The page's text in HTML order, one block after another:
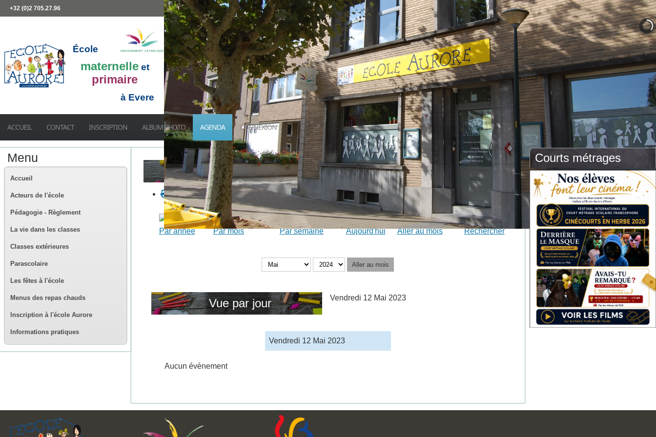
+32 (0)2 705.27.96
École
maternelle et
primaire
à Evere
ACCUEIL CONTACT INSCRIPTION ALBUM PHOTO AGENDA CONNEXION
Menu
Accueil
Acteurs de l'école
Pédagogie - Règlement
La vie dans les classes
Classes extérieures
Parascolaire
Les fêtes à l'école
Menus des repas chauds
Inscription à l'école Aurore
Informations pratiques
Calendrier
Par année Par mois Par semaine Aujourd'hui Aller au mois Rechercher
Aller au mois
Vue par jour Vendredi 12 Mai 2023
Vendredi 12 Mai 2023
Aucun évènement
Courts métrages